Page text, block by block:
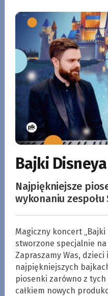
Bajki
Najpiękniejsze
wykonaniu zespołu
Magiczny koncert
stworzone specjalnie
Zapraszamy Was,
najpiękniejszych
piosenki zarówno z
całkiem nowych